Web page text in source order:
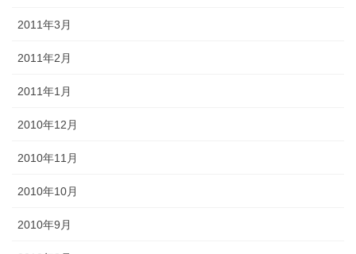
2011年3月
2011年2月
2011年1月
2010年12月
2010年11月
2010年10月
2010年9月